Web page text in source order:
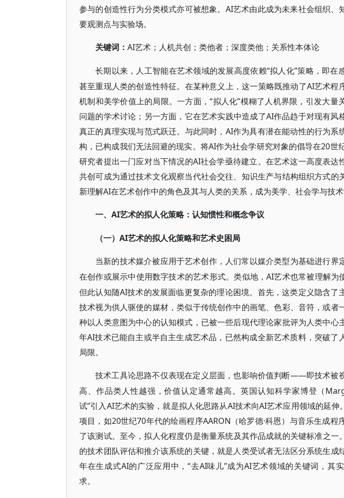
参与的创造性行为分类模式亦可被想象。AI艺术由此成为未来社会组织、
要观测点与实验场。
关键词： AI艺术；人机共创；类他者；深度类他；关系性本体论
长期以来，人工智能在艺术领域的发展高度依赖“拟人化”策略，即在
甚至重现人类的创造性特征。在某种意义上，这一策略既推动了AI艺术程
机制和美学价值上的局限。一方面，“拟人化”模糊了人机界限，引发大量
问题的学术讨论；另一方面，它在艺术实践中造成了AI作品趋于对现有风
真正的真理实现与范式跃迁。与此同时，AI作为具有潜在能动性的行为系
构，已构成我们无法回避的现实。将AI作为社会学研究对象的倡导在20世
研究者提出一门应对当下情况的AI社会学亟待建立。在艺术这一高度表达
共创可成为通过技术文化观察当代社会交往、知识生产与结构组织方式的
新理解AI在艺术创作中的角色及其与人类的关系，成为美学、社会学与技术
一、 AI艺术的拟人化策略：认知惯性和概念争议
（一） AI艺术的拟人化策略和艺术史困局
当新的技术媒介被应用于艺术创作，人们常以媒介类型为基础进行界
在创作或展示中使用数字技术的艺术形式。类似地，AI艺术也常被理解为
但此认知随AI技术的发展面临更复杂的理论困境。首先，这类定义隐含了
技术视为供人驱使的媒材，类似于传统创作中的画笔、色彩、音符，或者
种以人类意图为中心的认知模式，已被一些后现代理论家批评为人类中心
年AI技术已能自主或半自主生成艺术品，已然构成全新艺术质料，突破了
局限。
技术工具论思路不仅表现在定义层面，也影响价值判断——即技术被
高、作品类人性越强，价值认定通常越高。英国认知科学家博登（
试”引入AI艺术的实验，就是拟人化思路从AI技术向AI艺术应用领域的延
项目，如20世纪70年代的绘画程序AARON（哈罗德·科恩）与音乐生成程
了该测试。至今，拟人化程度仍是衡量系统及其作品成就的关键标准之一
的技术团队评估和推介该系统的关键，就是人类受试者无法区分系统生成
年在生成式AI的广泛应用中，“去AI味儿”成为AI艺术领域的关键词，其
求。